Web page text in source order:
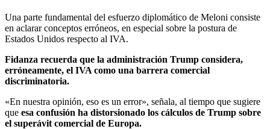
Una parte fundamental del esfuerzo diplomático de Meloni consiste
en aclarar conceptos erróneos, en especial sobre la postura de
Estados Unidos respecto al IVA.
Fidanza recuerda que la administración Trump considera,
erróneamente, el IVA como una barrera comercial
discriminatoria.
«En nuestra opinión, eso es un error», señala, al tiempo que sugiere
que esa confusión ha distorsionado los cálculos de Trump sobre
el superávit comercial de Europa.